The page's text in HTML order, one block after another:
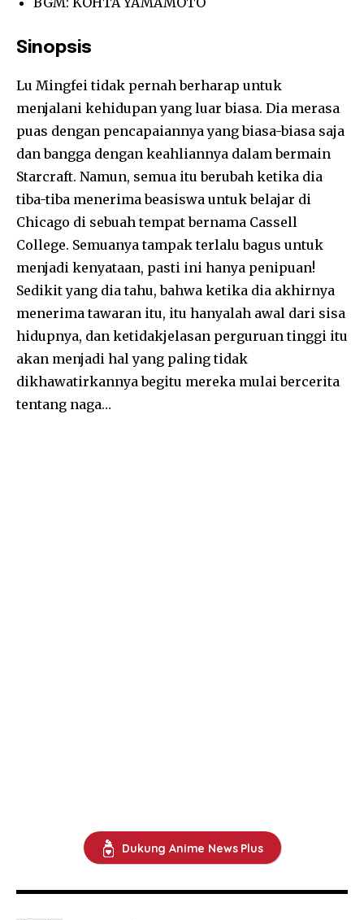
Sinopsis
Lu Mingfei tidak pernah berharap untuk
menjalani kehidupan yang luar biasa. Dia merasa
puas dengan pencapaiannya yang biasa-biasa saja
dan bangga dengan keahliannya dalam bermain
Starcraft. Namun, semua itu berubah ketika dia
tiba-tiba menerima beasiswa untuk belajar di
Chicago di sebuah tempat bernama Cassell
College. Semuanya tampak terlalu bagus untuk
menjadi kenyataan, pasti ini hanya penipuan!
Sedikit yang dia tahu, bahwa ketika dia akhirnya
menerima tawaran itu, itu hanyalah awal dari sisa
hidupnya, dan ketidakjelasan perguruan tinggi itu
akan menjadi hal yang paling tidak
dikhawatirkannya begitu mereka mulai bercerita
tentang naga…
Dukung Anime News Plus